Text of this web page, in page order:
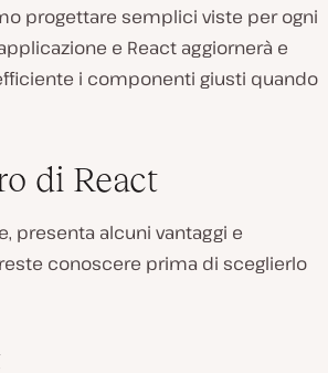
progettare semplici viste per ogni
e React aggiornerà e
i componenti giusti quando
di React
presenta alcuni vantaggi e
conoscere prima di sceglierlo